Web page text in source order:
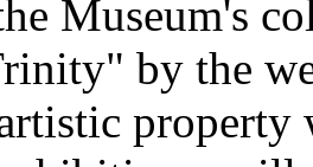
Museum's
by the
property